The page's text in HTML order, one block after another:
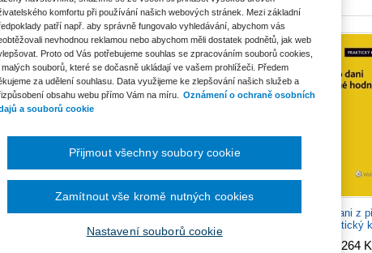
daňové případy
r. o., 9. vydání
Daňový řád. Praktický
komentář. 4. vydání
Zákon o dani z
hodnoty. Praktický
Od 1 264
komfortu při používání našich webových stránek. Mezi základní
patří např. aby správně fungovalo vyhledávání, abychom vás
nevhodnou reklamou nebo abychom měli dostatek podnětů, jak web
Proto od Vás potřebujeme souhlas se zpracováním souborů cookies,
malých souborů, které se dočasně ukládají ve vašem prohlížeči. Předem
za udělení souhlasu. Data využijeme ke zlepšování našich služeb a
obsahu webu přímo Vám na míru.
Oznámení o ochraně osobních
a souborů cookie
Nastavení souborů cookie
Zamítnout vše kromě nutných cookies
Přijmout všechny soubory cookie